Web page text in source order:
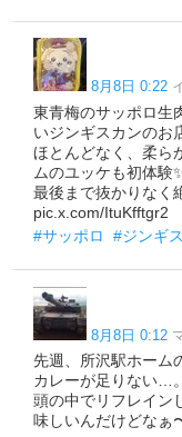
8月8日 0:22
東青梅のサッポロ生
いジンギスカンの
ほとんどなく、柔ら
ムのユッケも初体験
最後まで抜かりなく
pic.x.com/ItuKfftgr2
#サッポロ
#ジンギ
8月8日 0:12
先週、所沢駅ホーム
カレーが足りない…
頭の中でリフレイン
味しいんだけどなぁ